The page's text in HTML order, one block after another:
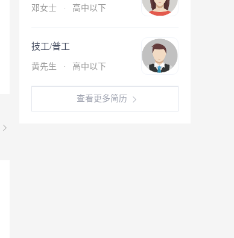
邓女士 · 高中以下
技工/普工
黄先生 · 高中以下
查看更多简历